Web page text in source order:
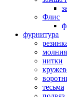
Флис
фурнитура
молния
нитки
тесьма